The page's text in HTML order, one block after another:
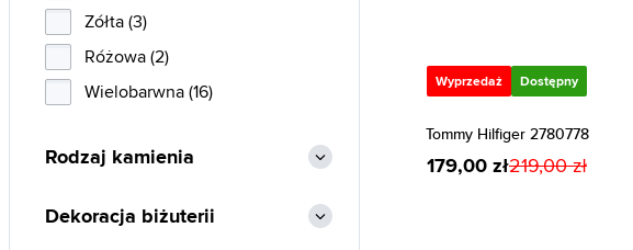
Wyprzedaż Dostępny
Tommy Hilfiger 2780778
179,00 zł219,00 zł
Zółta (3)
Różowa (2)
Wielobarwna (16)
Rodzaj kamienia
Dekoracja biżuterii